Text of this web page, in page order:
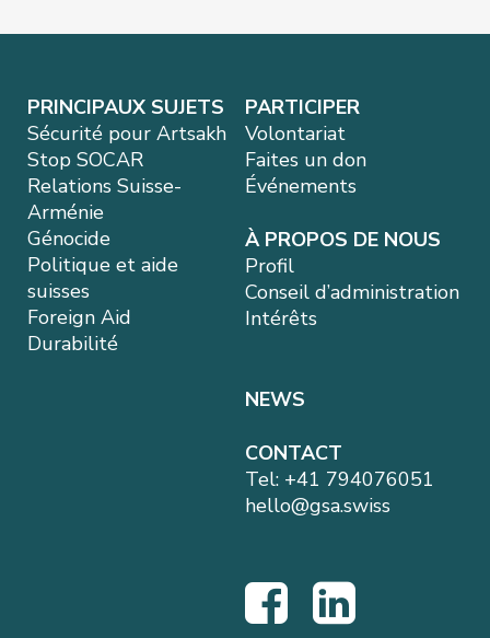
PRINCIPAUX SUJETS
Sécurité pour Artsakh
Stop SOCAR
Relations Suisse-
Arménie
Génocide
Politique et aide
suisses
Foreign Aid
Durabilité
PARTICIPER
Volontariat
Faites un don
Événements
À PROPOS DE NOUS
Profil
Conseil d’administration
Intérêts
NEWS
CONTACT
Tel: +41 794076051
hello@gsa.swiss